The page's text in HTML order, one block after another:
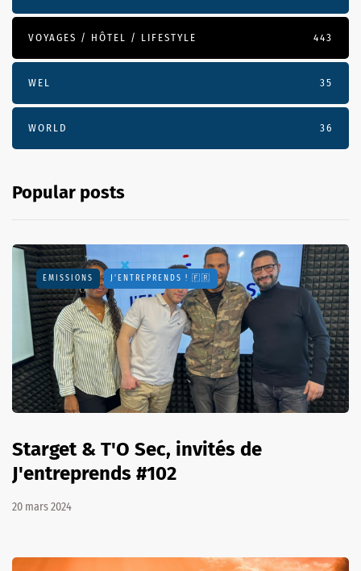
VOYAGES / HÔTEL / LIFESTYLE 443
WEL 35
WORLD 36
Popular posts
EMISSIONS J'ENTREPRENDS ! 🇫🇷
Starget & T'O Sec, invités de
J'entreprends #102
20 mars 2024